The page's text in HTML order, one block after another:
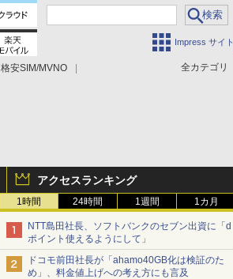
Impress サイト
全カテゴリ
格安SIM/MVNO
アクセスランキング
1時間 24時間 1週間 1カ月
NTT島田社長、ソフトバンクのセブン出資に「d
ポイント使えるようにして」
ドコモ前田社長が「ahamo40GB化は検証のた
め」、料金値上げへの考え方にも言及